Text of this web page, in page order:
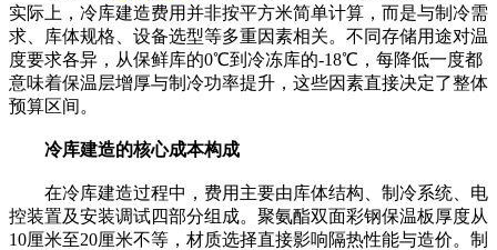
实际上，冷库建造费用并非按平方米简单计算，而是与制冷需
求、库体规格、设备选型等多重因素相关。不同存储用途对温
度要求各异，从保鲜库的0℃到冷冻库的-18℃，每降低一度都
意味着保温层增厚与制冷功率提升，这些因素直接决定了整体
预算区间。
冷库建造的核心成本构成
在冷库建造过程中，费用主要由库体结构、制冷系统、电
控装置及安装调试四部分组成。聚氨酯双面彩钢保温板厚度从
10厘米至20厘米不等，材质选择直接影响隔热性能与造价。制